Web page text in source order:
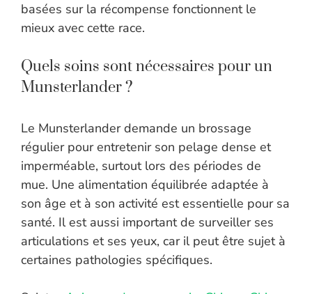
basées sur la récompense fonctionnent le
mieux avec cette race.
Quels soins sont nécessaires pour un
Munsterlander ?
Le Munsterlander demande un brossage
régulier pour entretenir son pelage dense et
imperméable, surtout lors des périodes de
mue. Une alimentation équilibrée adaptée à
son âge et à son activité est essentielle pour sa
santé. Il est aussi important de surveiller ses
articulations et ses yeux, car il peut être sujet à
certaines pathologies spécifiques.